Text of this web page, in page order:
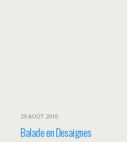
29 AOÛT 2010
Balade en Desaignes